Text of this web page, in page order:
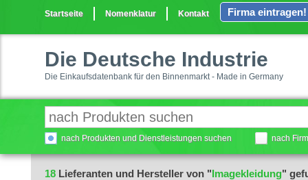
Startseite Nomenklatur Kontakt Firma eintragen!
Die Deutsche Industrie
Die Einkaufsdatenbank für den Binnenmarkt - Made in Germany
nach Produkten und Dienstleistungen suchen nach
18 Lieferanten und Hersteller von "Imagekleidung"